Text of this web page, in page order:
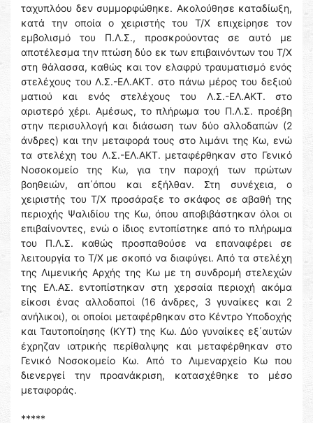
ταχυπλόου δεν συμμορφώθηκε. Ακολούθησε καταδίωξη,
κατά την οποία ο χειριστής του Τ/Χ επιχείρησε τον
εμβολισμό του Π.Λ.Σ., προσκρούοντας σε αυτό με
αποτέλεσμα την πτώση δύο εκ των επιβαινόντων του Τ/Χ
στη θάλασσα, καθώς και τον ελαφρύ τραυματισμό ενός
στελέχους του Λ.Σ.-ΕΛ.ΑΚΤ. στο πάνω μέρος του δεξιού
ματιού και ενός στελέχους του Λ.Σ.-ΕΛ.ΑΚΤ. στο
αριστερό χέρι. Αμέσως, το πλήρωμα του Π.Λ.Σ. προέβη
στην περισυλλογή και διάσωση των δύο αλλοδαπών (2
άνδρες) και την μεταφορά τους στο λιμάνι της Κω, ενώ
τα στελέχη του Λ.Σ.-ΕΛ.ΑΚΤ. μεταφέρθηκαν στο Γενικό
Νοσοκομείο της Κω, για την παροχή των πρώτων
βοηθειών, απ΄όπου και εξήλθαν. Στη συνέχεια, ο
χειριστής του Τ/Χ προσάραξε το σκάφος σε αβαθή της
περιοχής Ψαλιδίου της Κω, όπου αποβιβάστηκαν όλοι οι
επιβαίνοντες, ενώ ο ίδιος εντοπίστηκε από το πλήρωμα
του Π.Λ.Σ. καθώς προσπαθούσε να επαναφέρει σε
λειτουργία το Τ/Χ με σκοπό να διαφύγει. Από τα στελέχη
της Λιμενικής Αρχής της Κω με τη συνδρομή στελεχών
της ΕΛ.ΑΣ. εντοπίστηκαν στη χερσαία περιοχή ακόμα
είκοσι ένας αλλοδαποί (16 άνδρες, 3 γυναίκες και 2
ανήλικοι), οι οποίοι μεταφέρθηκαν στο Κέντρο Υποδοχής
και Ταυτοποίησης (ΚΥΤ) της Κω. Δύο γυναίκες εξ΄αυτών
έχρηζαν ιατρικής περίθαλψης και μεταφέρθηκαν στο
Γενικό Νοσοκομείο Κω. Από το Λιμεναρχείο Κω που
διενεργεί την προανάκριση, κατασχέθηκε το μέσο
μεταφοράς.
*****